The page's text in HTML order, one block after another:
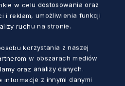
również
w celu dostosowania oraz
i reklam, umożliwienia funkcji
ruchu na stronie.
korzystania z naszej
w obszarach mediów
oraz analizy danych.
informacje z innymi danymi